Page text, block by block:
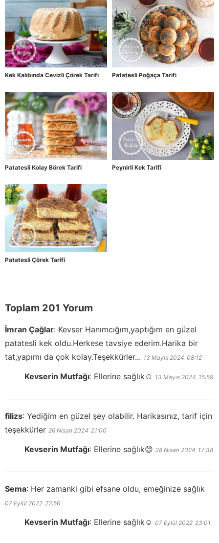
Kek Kalıbında Cevizli Çörek Tarifi Patatesli Poğaça Tarifi
Patatesli Kolay Börek Tarifi Peynirli Kek Tarifi
Patatesli Çörek Tarifi
Toplam 201 Yorum
İmran Çağlar: Kevser Hanımcığım,yaptığım en güzel
patatesli kek oldu.Herkese tavsiye ederim.Harika bir
tat,yapımı da çok kolay.Teşekkürler... 13 Mayıs 2024 08:12
Kevserin Mutfağı: Ellerine sağlık☺️ 13 Mayıs 2024 15:59
filizs: Yediğim en güzel şey olabilir. Harikasınız, tarif için
teşekkürler 26 Nisan 2024 21:00
Kevserin Mutfağı: Ellerine sağlık😊 28 Nisan 2024 17:38
Sema: Her zamanki gibi efsane oldu, emeğinize sağlık
07 Eylül 2022 22:56
Kevserin Mutfağı: Ellerine sağlık☺️ 07 Eylül 2022 23:01